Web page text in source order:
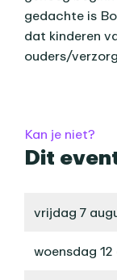
gedachte is
dat kinderen
ouders/
Kan je niet?
Dit
vrijdag 7
woensdag